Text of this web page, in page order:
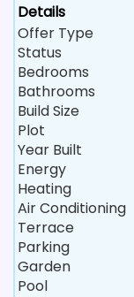
Details
Offer Type
Status
Bedrooms
Bathrooms
Build Size
Plot
Year Built
Energy
Heating
Air Conditioning
Terrace
Parking
Garden
Pool